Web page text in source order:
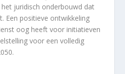
juridisch onderbouwd dat
Een positieve ontwikkeling
oog heeft voor initiatieven
voor een volledig